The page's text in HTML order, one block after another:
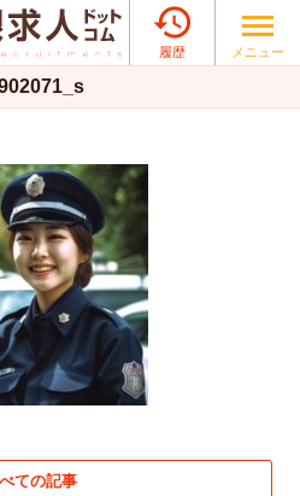

履歴 メニュー
ての記事